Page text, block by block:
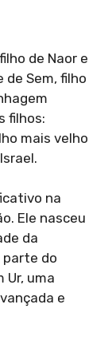
de Naor e
de Sem, filho
filhos:
mais velho
na
Ele nasceu
da
do
Ur, uma
e